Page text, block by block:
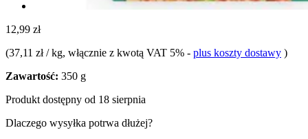
12,99 zł
(37,11 zł / kg, włącznie z kwotą VAT 5% - plus koszty dostawy )
Zawartość: 350 g
Produkt dostępny od 18 sierpnia
Dlaczego wysyłka potrwa dłużej?